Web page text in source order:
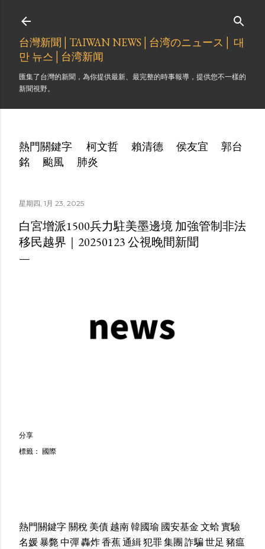
台灣新聞│TAIWAN NEWS│台湾のニュース│ 대
만 뉴스│台湾新闻
匯集了台灣的新聞，為你提供最新、最完整的時事報導，提供您不一樣的
新聞視野。
熱門關鍵字 柯文哲 賴清德 侯友宜
郭台
銘
颱風 肺炎
星期四, 1月 23, 2025
白宮增派1500兵力駐美墨邊境 加強管制非法
移民越界｜20250123 公視晚間新聞
分享
標籤： 國際
熱門關鍵字關稅美債越南韓國瑜 國安基金文蛤實驗
名媛暴斃中彈轟炸香蕉通緝犯罪集團詐騙世足 豬瘟